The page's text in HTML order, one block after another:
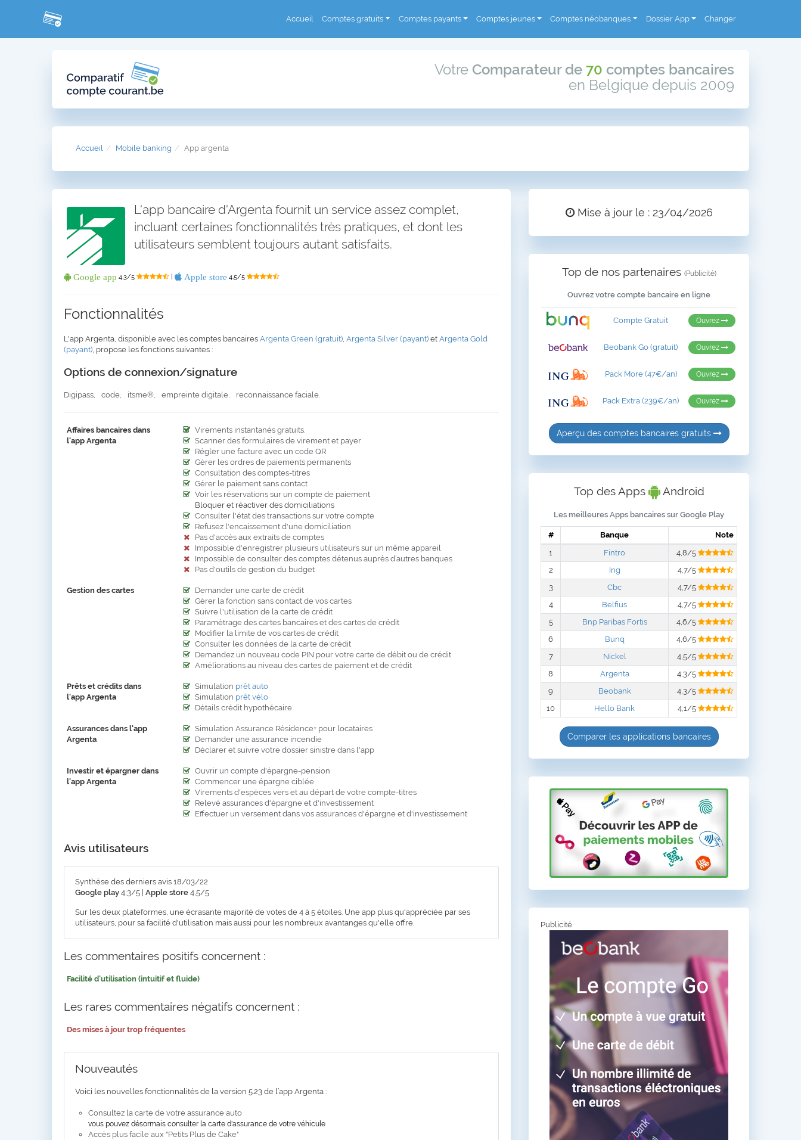
Accueil Comptes gratuits Comptes payants Comptes jeunes Comptes néobanques Dossier App Changer
Votre Comparateur de 70 comptes bancaires
en Belgique depuis 2009
Accueil Mobile banking App argenta
L'app bancaire d'Argenta fournit un service assez complet,
incluant certaines fonctionnalités très pratiques, et dont les
utilisateurs semblent toujours autant satisfaits.
Google app 4,3/5 Apple store 4,5/5
Fonctionnalités
L'app Argenta, disponible avec les comptes bancaires Argenta Green (gratuit) Argenta Silver (payant) et Argenta Gold
(payant) , propose les fonctions suivantes :
Options de connexion/signature
Digipass, code, itsme®, empreinte digitale, reconnaissance faciale.
Affaires bancaires dans
l'app Argenta
Virements instantanés gratuits.
Scanner des formulaires de virement et payer
Régler une facture avec un code QR
Gérer les ordres de paiements permanents
Consultation des comptes-titres
Gérer le paiement sans contact
Voir les réservations sur un compte de paiement
Bloquer et réactiver des domiciliations
Consulter l'état des transactions sur votre compte
Refusez l'encaissement d'une domiciliation
Pas d'accès aux extraits de comptes
Impossible d'enregistrer plusieurs utilisateurs sur un même appareil
Impossible de consulter des comptes détenus auprès d’autres banques
Pas d'outils de gestion du budget
Gestion des cartes
Demander une carte de crédit
Gérer la fonction sans contact de vos cartes
Suivre l'utilisation de la carte de crédit
Paramétrage des cartes bancaires et des cartes de crédit
Modifier la limite de vos cartes de crédit
Consulter les données de la carte de crédit
Demandez un nouveau code PIN pour votre carte de débit ou de crédit
Améliorations au niveau des cartes de paiement et de crédit
Prêts et crédits dans
l'app Argenta
Simulation prêt auto
Simulation prêt vélo
Détails crédit hypothécaire
Assurances dans l'app
Argenta
Simulation Assurance Résidence+ pour locataires
Demander une assurance incendie
Déclarer et suivre votre dossier sinistre dans l'app
Investir et épargner dans
l'app Argenta
Ouvrir un compte d'épargne-pension
Commencer une épargne ciblée
Virements d'espèces vers et au départ de votre compte-titres
Relevé assurances d'épargne et d'investissement
Effectuer un versement dans vos assurances d'épargne et d'investissement
Avis utilisateurs
Synthèse des derniers avis 18/03/22
Google play4,3/5 | Apple store4,5/5
Sur les deux plateformes, une écrasante majorité de votes de 4 à 5 étoiles. Une app plus qu'appréciée par ses
utilisateurs, pour sa facilité d'utilisation mais aussi pour les nombreux avantanges qu'elle offre.
Les commentaires positifs concernent :
Facilité d'utilisation (intuitif et fluide)
Les rares commentaires négatifs concernent :
Des mises à jour trop fréquentes
Nouveautés
Voici les nouvelles fonctionnalités de la version 5.23 de l’app Argenta :
Consultez la carte de votre assurance auto
vous pouvez désormais consulter la carte d'assurance de votre véhicule
Accès plus facile aux "Petits Plus de Cake"
Mise à jour le : 23/04/2026
Top de nos partenaires (Publicité)
Ouvrez votre compte bancaire en ligne
Compte Gratuit Ouvrez
Beobank Go (gratuit) Ouvrez
Pack More (47€/an) Ouvrez
Pack Extra (239€/an) Ouvrez
Aperçu des comptes bancaires gratuits
Top des Apps Android
Les meilleures Apps bancaires sur Google Play
# Banque
Note
1
Fintro
4,8/5
2
Ing
4,7/5
3
Cbc
4,7/5
4
Belfius
4,7/5
5
Bnp Paribas Fortis
4,6/5
6
Bunq
4,6/5
7
Nickel
4,5/5
8
Argenta
4,3/5
9
Beobank
4,3/5
10
Hello Bank 4,1/5
Comparer les applications bancaires
Publicité